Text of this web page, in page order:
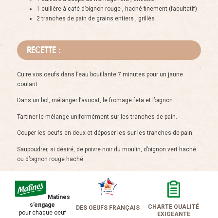
1 cuillère à café d’oignon rouge , haché finement (facultatif)
2 tranches de pain de grains entiers , grillés
RECETTE :
Cuire vos oeufs dans l’eau bouillante 7 minutes pour un jaune
coulant.
Dans un bol, mélanger l’avocat, le fromage feta et l’oignon.
Tartiner le mélange uniformément sur les tranches de pain.
Couper les oeufs en deux et déposer les sur les tranches de pain.
Saupoudrer, si désiré, de poivre noir du moulin, d’oignon vert haché
ou d’oignon rouge haché.
Matines
s’engage
pour chaque oeuf
DES OEUFS FRANÇAIS
CHARTE QUALITÉ
EXIGEANTE